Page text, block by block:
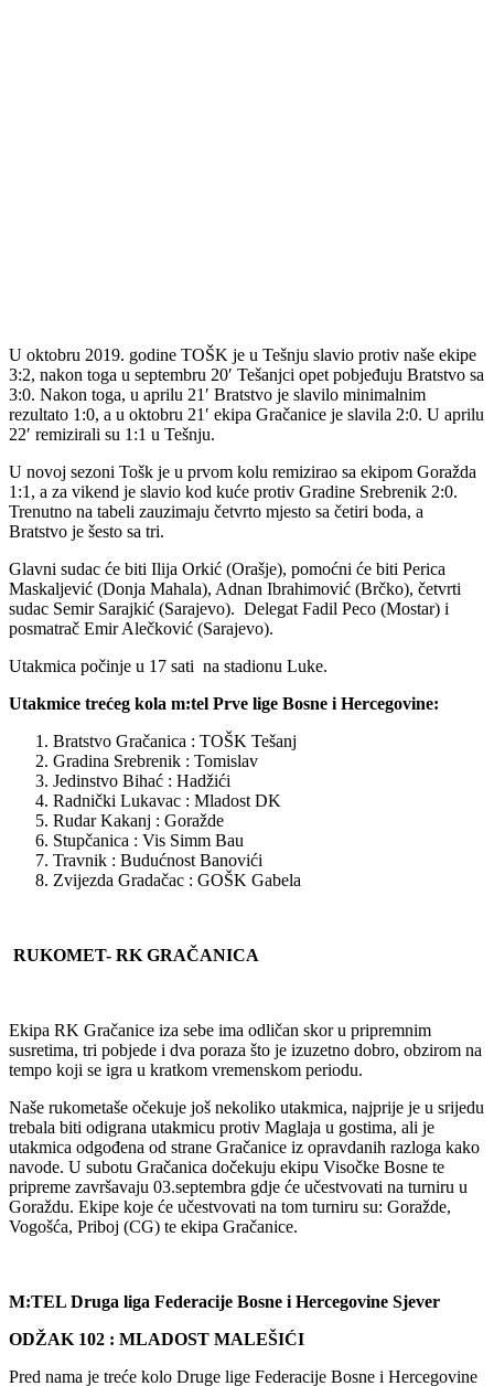
U oktobru 2019. godine TOŠK je u Tešnju slavio protiv naše ekipe
3:2, nakon toga u septembru 20′ Tešanjci opet pobjeđuju Bratstvo sa
3:0. Nakon toga, u aprilu 21′ Bratstvo je slavilo minimalnim
rezultato 1:0, a u oktobru 21′ ekipa Gračanice je slavila 2:0. U aprilu
22′ remizirali su 1:1 u Tešnju.
U novoj sezoni Tošk je u prvom kolu remizirao sa ekipom Goražda
1:1, a za vikend je slavio kod kuće protiv Gradine Srebrenik 2:0.
Trenutno na tabeli zauzimaju četvrto mjesto sa četiri boda, a
Bratstvo je šesto sa tri.
Glavni sudac će biti Ilija Orkić (Orašje), pomoćni će biti Perica
Maskaljević (Donja Mahala), Adnan Ibrahimović (Brčko), četvrti
sudac Semir Sarajkić (Sarajevo). Delegat Fadil Peco (Mostar) i
posmatrač Emir Alečković (Sarajevo).
Utakmica počinje u 17 sati na stadionu Luke.
Utakmice trećeg kola m:tel Prve lige Bosne i Hercegovine:
Bratstvo Gračanica : TOŠK Tešanj
Gradina Srebrenik : Tomislav
Jedinstvo Bihać : Hadžići
Radnički Lukavac : Mladost DK
Rudar Kakanj : Goražde
Stupčanica : Vis Simm Bau
Travnik : Budućnost Banovići
Zvijezda Gradačac : GOŠK Gabela
RUKOMET- RK GRAČANICA
Ekipa RK Gračanice iza sebe ima odličan skor u pripremnim
susretima, tri pobjede i dva poraza što je izuzetno dobro, obzirom na
tempo koji se igra u kratkom vremenskom periodu.
Naše rukometaše očekuje još nekoliko utakmica, najprije je u srijedu
trebala biti odigrana utakmicu protiv Maglaja u gostima, ali je
utakmica odgođena od strane Gračanice iz opravdanih razloga kako
navode. U subotu Gračanica dočekuju ekipu Visočke Bosne te
pripreme završavaju 03.septembra gdje će učestvovati na turniru u
Goraždu. Ekipe koje će učestvovati na tom turniru su: Goražde,
Vogošća, Priboj (CG) te ekipa Gračanice.
M:TEL Druga liga Federacije Bosne i Hercegovine Sjever
ODŽAK 102 : MLADOST MALEŠIĆI
Pred nama je treće kolo Druge lige Federacije Bosne i Hercegovine